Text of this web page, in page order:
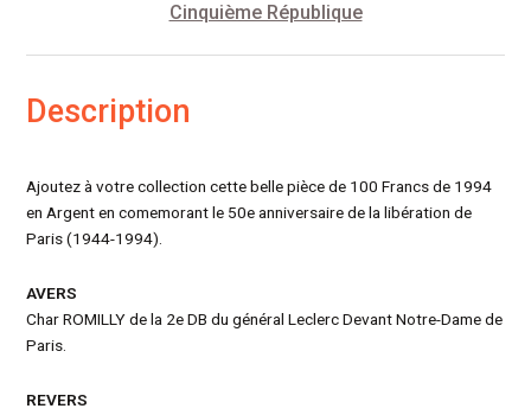
Cinquième République
Description
Ajoutez à votre collection cette belle pièce de 100 Francs de 1994
en Argent en comemorant le 50e anniversaire de la libération de
Paris (1944-1994).
AVERS
Char ROMILLY de la 2e DB du général Leclerc Devant Notre-Dame de
Paris.
REVERS